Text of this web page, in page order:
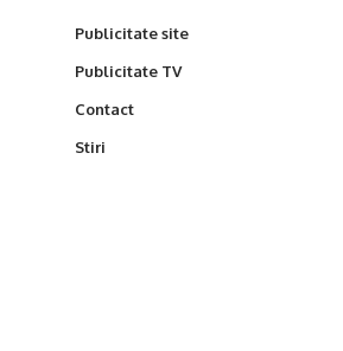
Publicitate site
Publicitate TV
Contact
Stiri